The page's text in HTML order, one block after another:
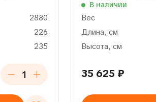
2880
226
235
В наличии
Вес
Длина, см
Высота, см
35 625 ₽